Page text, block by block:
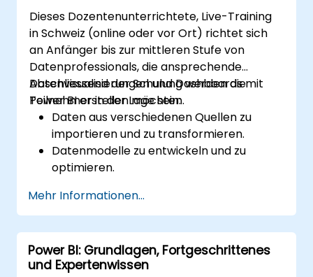
Dieses Dozentenunterrichtete, Live-Training
in Schweiz (online oder vor Ort) richtet sich
an Anfänger bis zur mittleren Stufe von
Datenprofessionals, die ansprechende
Datenvisualisierungen und Dashboards mit
Power BI erstellen möchten.
Abschliessend der Schulung werden die
Teilnehmer in der Lage sein:
Daten aus verschiedenen Quellen zu
importieren und zu transformieren.
Datenmodelle zu entwickeln und zu
optimieren.
Berichte und Dashboards zu erstellen.
Best Practices für Datenvisualisierung und
Dashboard-Design anzuwenden.
Fortschrittliche Funktionen von Power BI
für detaillierte Datenanalyse zu nutzen.
Mehr Informationen...
Power BI: Grundlagen, Fortgeschrittenes
und Expertenwissen